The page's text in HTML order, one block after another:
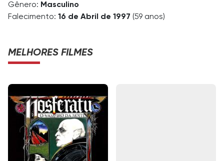
Gênero: Masculino
Falecimento: 16 de Abril de 1997 (59 anos)
MELHORES FILMES